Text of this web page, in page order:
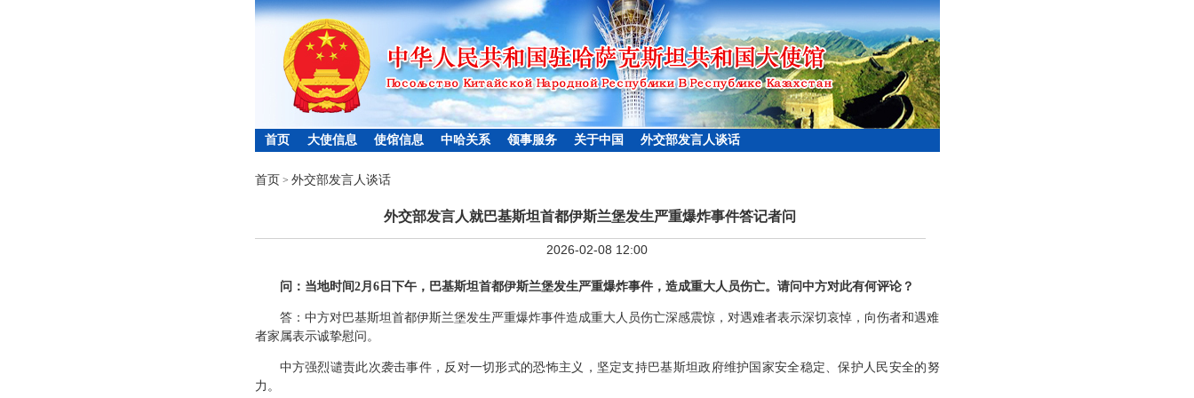
首页 大使信息 使馆信息 中哈关系 领事服务 关于中国 外交部发言人谈话
首页 > 外交部发言人谈话
外交部发言人就巴基斯坦首都伊斯兰堡发生严重爆炸事件答记者问
2026-02-08 12:00
问：当地时间2月6日下午，巴基斯坦首都伊斯兰堡发生严重爆炸事件，造成重大人员伤亡。请问中方对此有何评论？
答：中方对巴基斯坦首都伊斯兰堡发生严重爆炸事件造成重大人员伤亡深感震惊，对遇难者表示深切哀悼，向伤者和遇难
者家属表示诚挚慰问。
中方强烈谴责此次袭击事件，反对一切形式的恐怖主义，坚定支持巴基斯坦政府维护国家安全稳定、保护人民安全的努
力。